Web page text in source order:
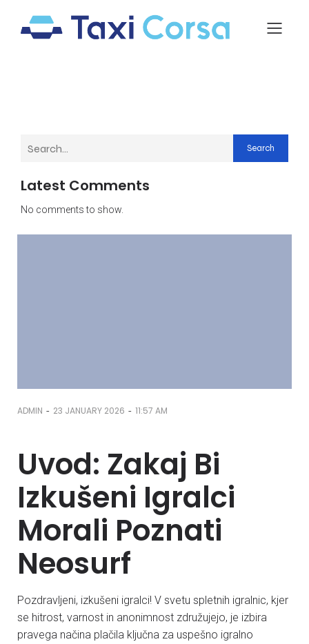
Search
Latest Comments
No comments to show.
ADMIN - 23 JANUARY 2026 - 11:57 AM
Uvod: Zakaj Bi
Izkušeni Igralci
Morali Poznati
Neosurf
Pozdravljeni, izkušeni igralci! V svetu spletnih igralnic, kjer
se hitrost, varnost in anonimnost združujejo, je izbira
pravega načina plačila ključna za uspešno igralno